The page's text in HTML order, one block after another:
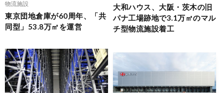
物流施設
東京団地倉庫が60周年、「共
同型」53.8万㎡を運営
大和ハウス、大阪・茨木の旧
パナ工場跡地で3.1万㎡のマル
チ型物流施設着工